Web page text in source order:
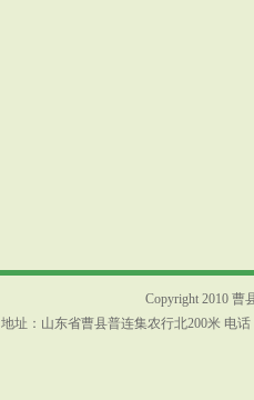
Copyright 2010 曹
地址：山东省曹县普连集农行北200米 电话